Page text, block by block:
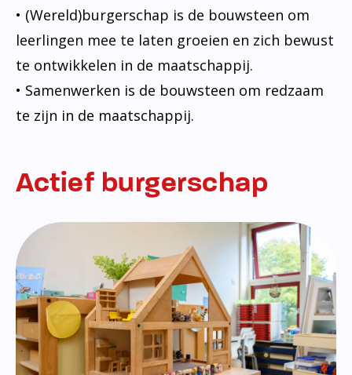
• (Wereld)burgerschap is de bouwsteen om
leerlingen mee te laten groeien en zich bewust
te ontwikkelen in de maatschappij.
• Samenwerken is de bouwsteen om redzaam
te zijn in de maatschappij.
Actief burgerschap